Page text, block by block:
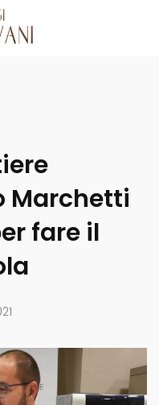
Marchetti
fare il